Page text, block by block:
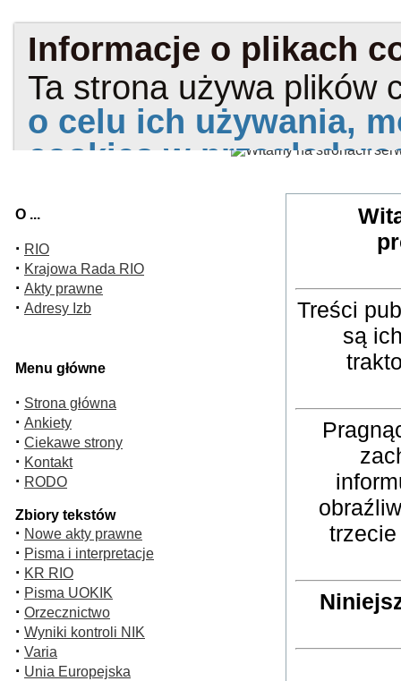
O ...
· RIO
· Krajowa Rada RIO
· Akty prawne
· Adresy Izb
Menu główne
· Strona główna
· Ankiety
· Ciekawe strony
· Kontakt
· RODO
Zbiory tekstów
· Nowe akty prawne
· Pisma i interpretacje
· KR RIO
· Pisma UOKIK
· Orzecznictwo
· Wyniki kontroli NIK
· Varia
· Unia Europejska
Treści
są